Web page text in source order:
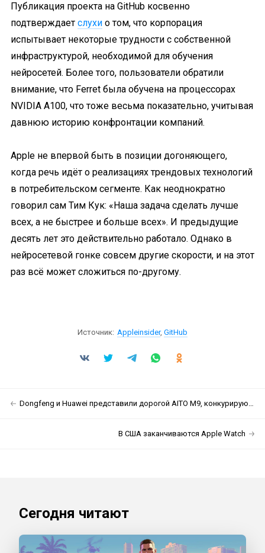
Публикация проекта на GitHub косвенно
подтверждает слухи о том, что корпорация
испытывает некоторые трудности с собственной
инфраструктурой, необходимой для обучения
нейросетей. Более того, пользователи обратили
внимание, что Ferret была обучена на процессорах
NVIDIA A100, что тоже весьма показательно, учитывая
давнюю историю конфронтации компаний.
Apple не впервой быть в позиции догоняющего,
когда речь идёт о реализациях трендовых технологий
в потребительском сегменте. Как неоднократно
говорил сам Тим Кук: «Наша задача сделать лучше
всех, а не быстрее и больше всех». И предыдущие
десять лет это действительно работало. Однако в
нейросетевой гонке совсем другие скорости, и на этот
раз всё может сложиться по-другому.
Источник: Appleinsider, GitHub
Dongfeng и Huawei представили дорогой AITO M9, конкурирующий с Maybach GLS
В США заканчиваются Apple Watch
Сегодня читают